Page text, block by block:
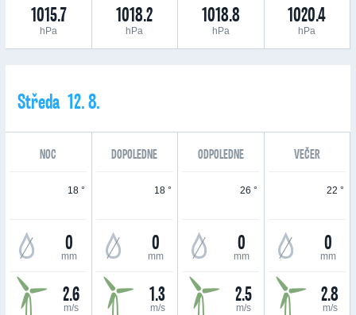
1015.7
hPa
1018.2
hPa
1018.8
hPa
1020.4
hPa
Středa 12. 8.
NOC DOPOLEDNE ODPOLEDNE VEČER
18 °
0
mm
2.6
m/s
18 °
0
mm
1.3
m/s
26 °
0
mm
2.5
m/s
22 °
0
mm
2.8
m/s